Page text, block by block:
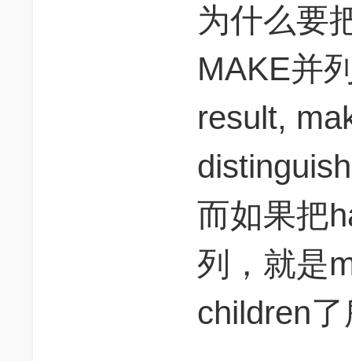
为什么要
MAKE并
result,
而如果把
列，就是
children